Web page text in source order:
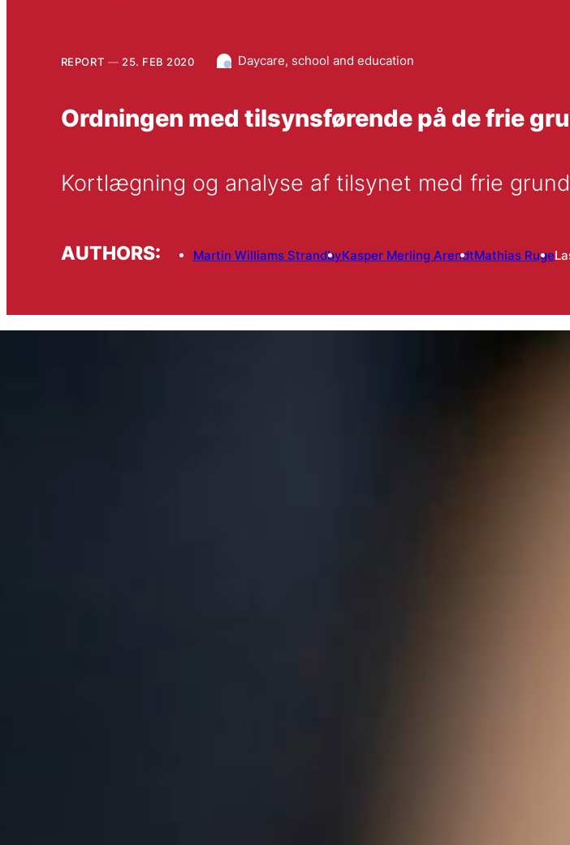
REPORT 25. FEB 2020 Daycare, school and education
Ordningen med tilsynsførende på de frie
Kortlægning og analyse af tilsynet med frie
AUTHORS: Martin Williams StrandbyKasper Merling ArendtMathias Ruge